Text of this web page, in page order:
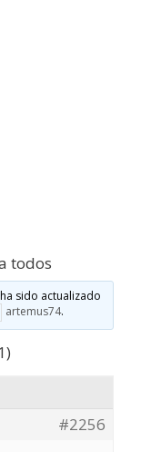
todos
sido actualizado
artemus74.
#2256